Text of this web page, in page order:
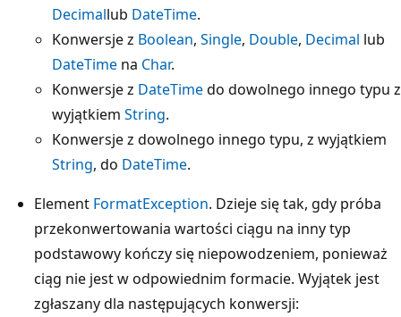
Decimallub DateTime.
Konwersje z Boolean, Single, Double, Decimal lub
DateTime na Char.
Konwersje z DateTimedo dowolnego innego typu z
wyjątkiem String.
Konwersje z dowolnego innego typu, z wyjątkiem
String, do DateTime.
Element FormatException. Dzieje się tak, gdy próba
przekonwertowania wartości ciągu na inny typ
podstawowy kończy się niepowodzeniem, ponieważ
ciąg nie jest w odpowiednim formacie. Wyjątek jest
zgłaszany dla następujących konwersji: